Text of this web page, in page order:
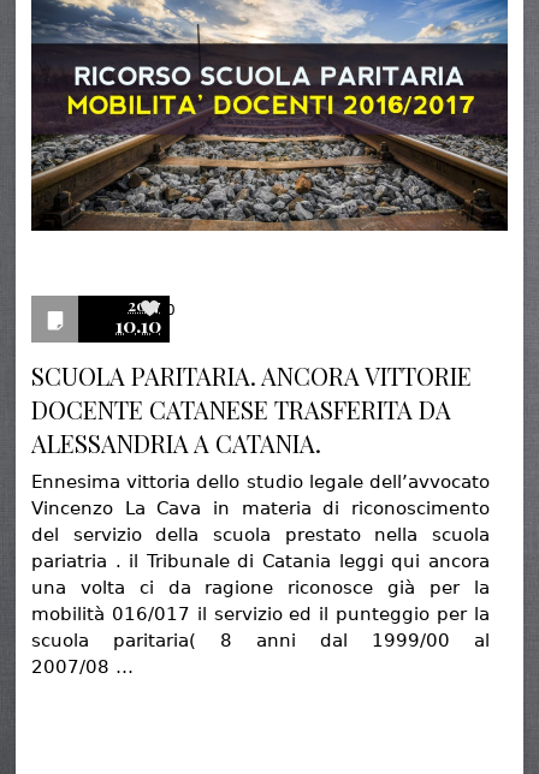
2017
10.10
0
SCUOLA PARITARIA. ANCORA VITTORIE
DOCENTE CATANESE TRASFERITA DA
ALESSANDRIA A CATANIA.
Ennesima vittoria dello studio legale dell’avvocato
Vincenzo La Cava in materia di riconoscimento
del servizio della scuola prestato nella scuola
pariatria . il Tribunale di Catania leggi qui ancora
una volta ci da ragione riconosce già per la
mobilità 016/017 il servizio ed il punteggio per la
scuola paritaria( 8 anni dal 1999/00 al
2007/08 …